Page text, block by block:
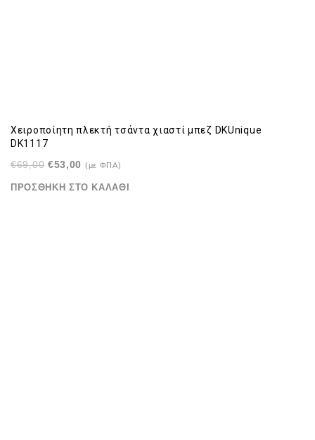
Χειροποίητη πλεκτή τσάντα χιαστί μπεζ DKUnique
DK1117
€69,00 Original
€53,00 Η(με ΦΠΑ)
ΠΡΟΣΘΉΚΗ ΣΤΟ ΚΑΛΆΘΙ